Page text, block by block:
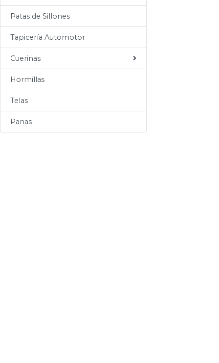
Patas de Sillones
Tapicería Automotor
Cuerinas
Hormillas
Telas
Panas